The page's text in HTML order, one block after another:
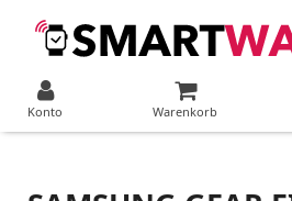
Konto Warenkorb